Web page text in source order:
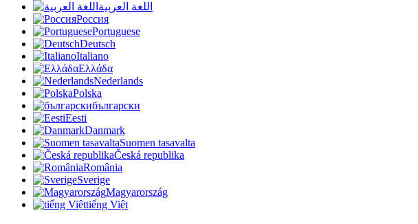
اللغة العربية
Россия
Portuguese
Deutsch
Italiano
Ελλάδα
Nederlands
Polska
български
Eesti
Danmark
Suomen tasavalta
Česká republika
România
Sverige
Magyarország
tiếng Việt